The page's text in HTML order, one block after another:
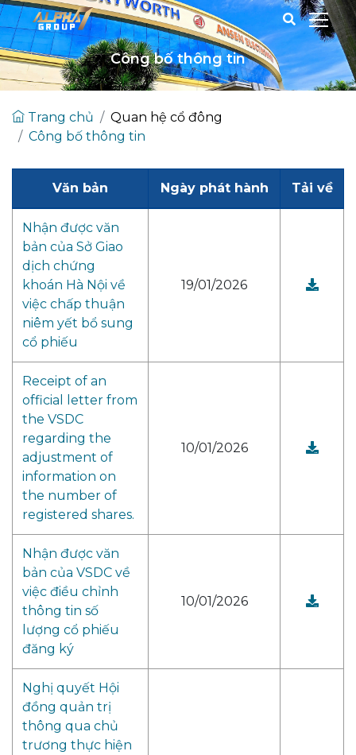
Công bố thông tin
Trang chủ
Quan hệ cổ đông
Công bố thông tin
Văn bản Ngày phát hành Tải về
Nhận được văn
bản của Sở Giao
dịch chứng
khoán Hà Nội về
việc chấp thuận
niêm yết bổ sung
cổ phiếu
19/01/2026
Receipt of an
official letter from
the VSDC
regarding the
adjustment of
information on
the number of
registered shares.
10/01/2026
Nhận được văn
bản của VSDC về
việc điều chỉnh
thông tin số
lượng cổ phiếu
đăng ký
10/01/2026
Nghị quyết Hội
đồng quản trị
thông qua chủ
trương thực hiện